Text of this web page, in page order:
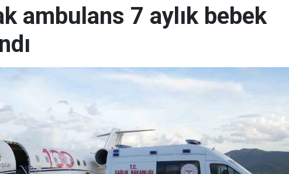
ambulans 7 aylık bebek